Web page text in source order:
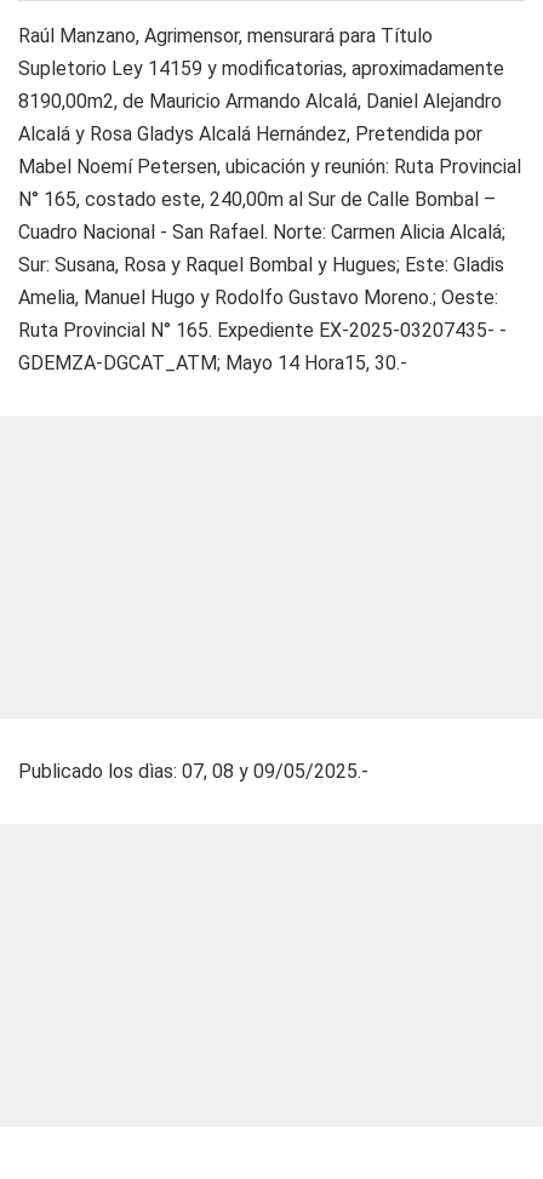
Raúl Manzano, Agrimensor, mensurará para Título
Supletorio Ley 14159 y modificatorias, aproximadamente
8190,00m2, de Mauricio Armando Alcalá, Daniel Alejandro
Alcalá y Rosa Gladys Alcalá Hernández, Pretendida por
Mabel Noemí Petersen, ubicación y reunión: Ruta Provincial
N° 165, costado este, 240,00m al Sur de Calle Bombal –
Cuadro Nacional - San Rafael. Norte: Carmen Alicia Alcalá;
Sur: Susana, Rosa y Raquel Bombal y Hugues; Este: Gladis
Amelia, Manuel Hugo y Rodolfo Gustavo Moreno.; Oeste:
Ruta Provincial N° 165. Expediente EX-2025-03207435- -
GDEMZA-DGCAT_ATM; Mayo 14 Hora15, 30.-
Publicado los dìas: 07, 08 y 09/05/2025.-